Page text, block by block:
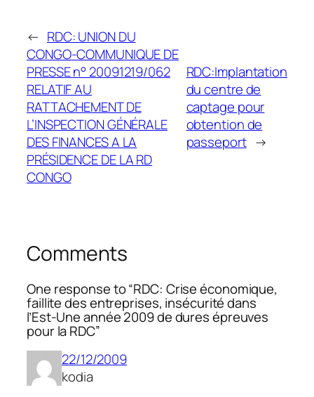
← RDC: UNION DU
CONGO-COMMUNIQUE DE
PRESSE n° 20091219/062
RELATIF AU
RATTACHEMENT DE
L’INSPECTION GÉNÉRALE
DES FINANCES A LA
PRÉSIDENCE DE LA RD
CONGO
RDC:Implantation
du centre de
captage pour
obtention de
passeport →
Comments
One response to “RDC: Crise économique,
faillite des entreprises, insécurité dans
l’Est-Une année 2009 de dures épreuves
pour la RDC”
22/12/2009
kodia